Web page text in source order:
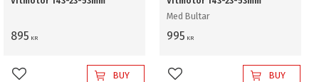
895 KR
BUY
Med Bultar
995 KR
BUY